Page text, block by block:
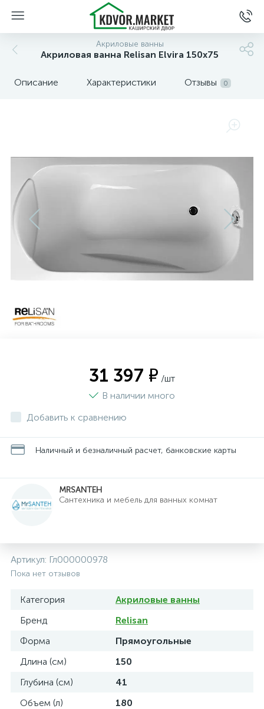
Акриловые ванны
Акриловая ванна Relisan Elvira 150х75
Описание Характеристики Отзывы 0
31 397 ₽ /шт
В наличии много
Добавить к сравнению
Наличный и безналичный расчет, банковские карты
MRSANTEH
Cантехника и мебель для ванных комнат
Артикул: Гл000000978
Пока нет отзывов
Категория
Акриловые ванны
Бренд
Relisan
Форма
Прямоугольные
Длина (см)
150
Глубина (см)
41
Объем (л)
180